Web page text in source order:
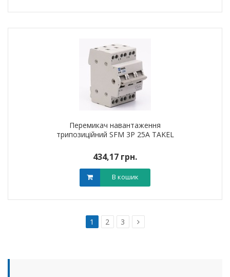
Перемикач навантаження
трипозиційний SFM 3P 25A TAKEL
434,17 грн.
В кошик
1 2 3